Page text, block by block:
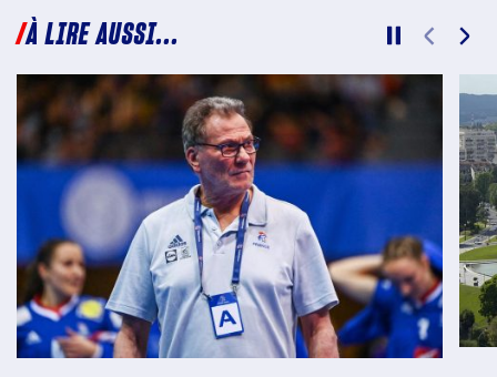
À LIRE AUSSI...